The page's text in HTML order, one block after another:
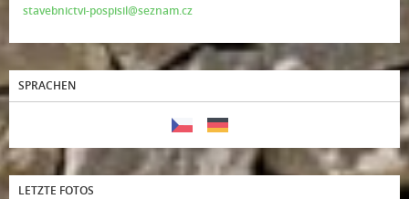
stavebnictvi-pospisil@seznam.cz
SPRACHEN
LETZTE FOTOS